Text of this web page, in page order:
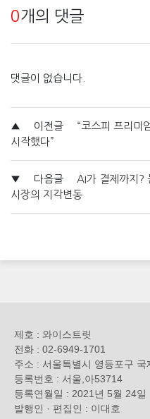
0개의 댓글
댓글이 없습니다.
▲ 이전글
“코스피 프리미
시작했다”
▼ 다음글
AI가 결제까지?
시장의 지각변동
제호 : 와이스트릿
전화 : 02-6949-1701
주소 : 서울특별시 영등포구
등록번호 : 서울,아53714
등록연월일 : 2021년 5월 24일
발행인 · 편집인 : 이대호